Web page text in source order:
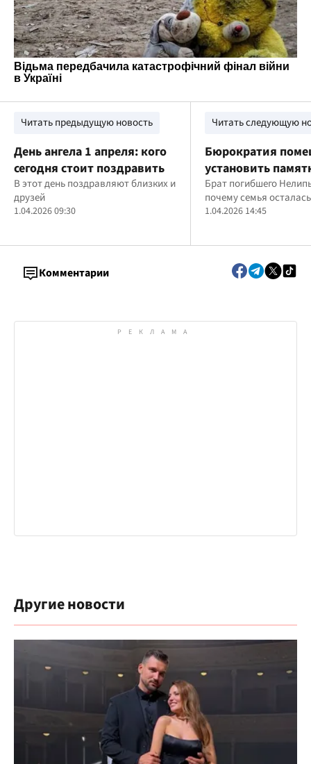
Читать предыдущую новость
День ангела 1 апреля: кого
сегодня стоит поздравить
В этот день поздравляют близких и
друзей
1.04.2026 09:30
Читать следующую
Бюрократия
установить
защитнику
Брат погибшего
почему семья
1.04.2026 14:45
Комментарии
Другие новости